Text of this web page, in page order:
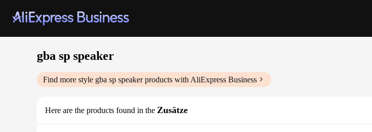
gba sp speaker
Find more style gba sp speakerproducts with AliExpress Business
Here are the products found in the Zusätze